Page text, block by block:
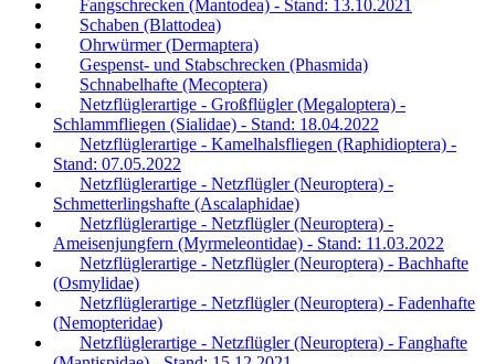
Fangschrecken (Mantodea) - Stand: 13.10.2021
Schaben (Blattodea)
Ohrwürmer (Dermaptera)
Gespenst- und Stabschrecken (Phasmida)
Schnabelhafte (Mecoptera)
Netzflüglerartige - Großflügler (Megaloptera) -
Schlammfliegen (Sialidae) - Stand: 18.04.2022
Netzflüglerartige - Kamelhalsfliegen (Raphidioptera) -
Stand: 07.05.2022
Netzflüglerartige - Netzflügler (Neuroptera) -
Schmetterlingshafte (Ascalaphidae)
Netzflüglerartige - Netzflügler (Neuroptera) -
Ameisenjungfern (Myrmeleontidae) - Stand: 11.03.2022
Netzflüglerartige - Netzflügler (Neuroptera) - Bachhafte
(Osmylidae)
Netzflüglerartige - Netzflügler (Neuroptera) - Fadenhafte
(Nemopteridae)
Netzflüglerartige - Netzflügler (Neuroptera) - Fanghafte